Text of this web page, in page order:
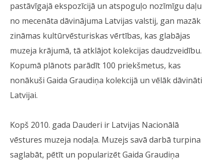
pastāvīgajā ekspozīcijā un atspoguļo nozīmīgu daļu
no mecenāta dāvinājuma Latvijas valstij, gan mazāk
zināmas kultūrvēsturiskas vērtības, kas glabājas
muzeja krājumā, tā atklājot kolekcijas daudzveidību.
Kopumā plānots parādīt 100 priekšmetus, kas
nonākuši Gaida Graudiņa kolekcijā un vēlāk dāvināti
Latvijai.
Kopš 2010. gada Dauderi ir Latvijas Nacionālā
vēstures muzeja nodaļa. Muzejs savā darbā turpina
saglabāt, pētīt un popularizēt Gaida Graudiņa